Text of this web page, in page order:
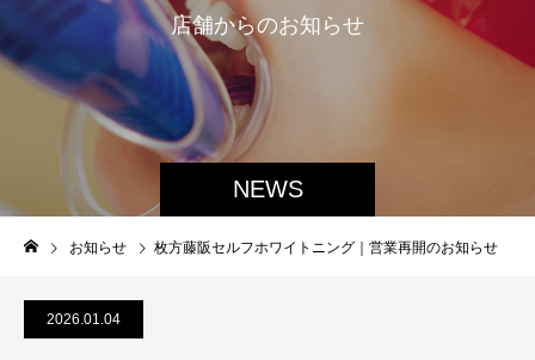
NEWS
店舗からのお知 らせ
お知らせ 枚方藤阪セルフホワイトニング｜営業再開のお知らせ
2026.01.04